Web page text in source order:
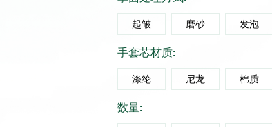
起皱 磨砂 发泡
手套芯材质:
涤纶 尼龙 棉质
数量: